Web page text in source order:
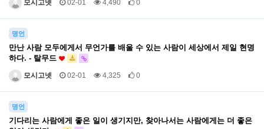
모시고넷 02-01 4,490 0
명언
만난 사람 모두에게서 무언가를 배울 수 있는 사람이 세상에서 제일 현명
하다. - 탈무드
모시고넷 02-01 4,325 0
명언
기다리는 사람에게 좋은 일이 생기지만, 찾아나서는 사람에게는 더 좋은